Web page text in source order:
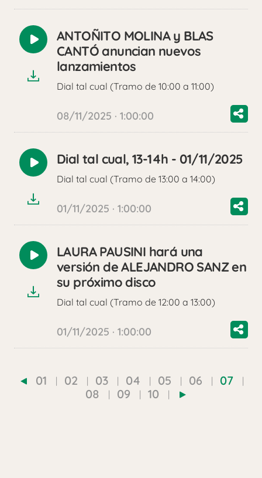
Reproducir
audio
ANTOÑITO MOLINA y BLAS
CANTÓ anuncian nuevos
lanzamientos
Dial tal cual (Tramo de 10:00 a 11:00)
08/11/2025 · 1:00:00
Reproducir
audio
Dial tal cual, 13-14h - 01/11/2025
Dial tal cual (Tramo de 13:00 a 14:00)
01/11/2025 · 1:00:00
Reproducir
audio
LAURA PAUSINI hará una
versión de ALEJANDRO SANZ en
su próximo disco
Dial tal cual (Tramo de 12:00 a 13:00)
01/11/2025 · 1:00:00
01 02 03 04 05 06
07
08
09 10